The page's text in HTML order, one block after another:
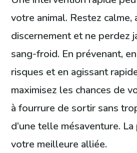
votre animal. Restez calme,
discernement et ne perdez
sang-froid. En prévenant,
risques et en agissant
maximisez les chances de
à fourrure de sortir sans
d’une telle mésaventure.
votre meilleure alliée.